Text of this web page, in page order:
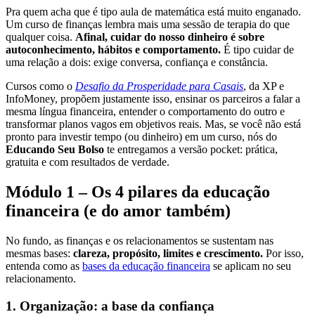
Pra quem acha que é tipo aula de matemática está muito enganado.
Um curso de finanças lembra mais uma sessão de terapia do que
qualquer coisa. Afinal, cuidar do nosso dinheiro é sobre
autoconhecimento, hábitos e comportamento. É tipo cuidar de
uma relação a dois: exige conversa, confiança e constância.
Cursos como o Desafio da Prosperidade para Casais, da XP e
InfoMoney, propõem justamente isso, ensinar os parceiros a falar a
mesma língua financeira, entender o comportamento do outro e
transformar planos vagos em objetivos reais. Mas, se você não está
pronto para investir tempo (ou dinheiro) em um curso, nós do
Educando Seu Bolso te entregamos a versão pocket: prática,
gratuita e com resultados de verdade.
Módulo 1 – Os 4 pilares da educação
financeira (e do amor também)
No fundo, as finanças e os relacionamentos se sustentam nas
mesmas bases: clareza, propósito, limites e crescimento. Por isso,
entenda como as bases da educação financeira se aplicam no seu
relacionamento.
1. Organização: a base da confiança